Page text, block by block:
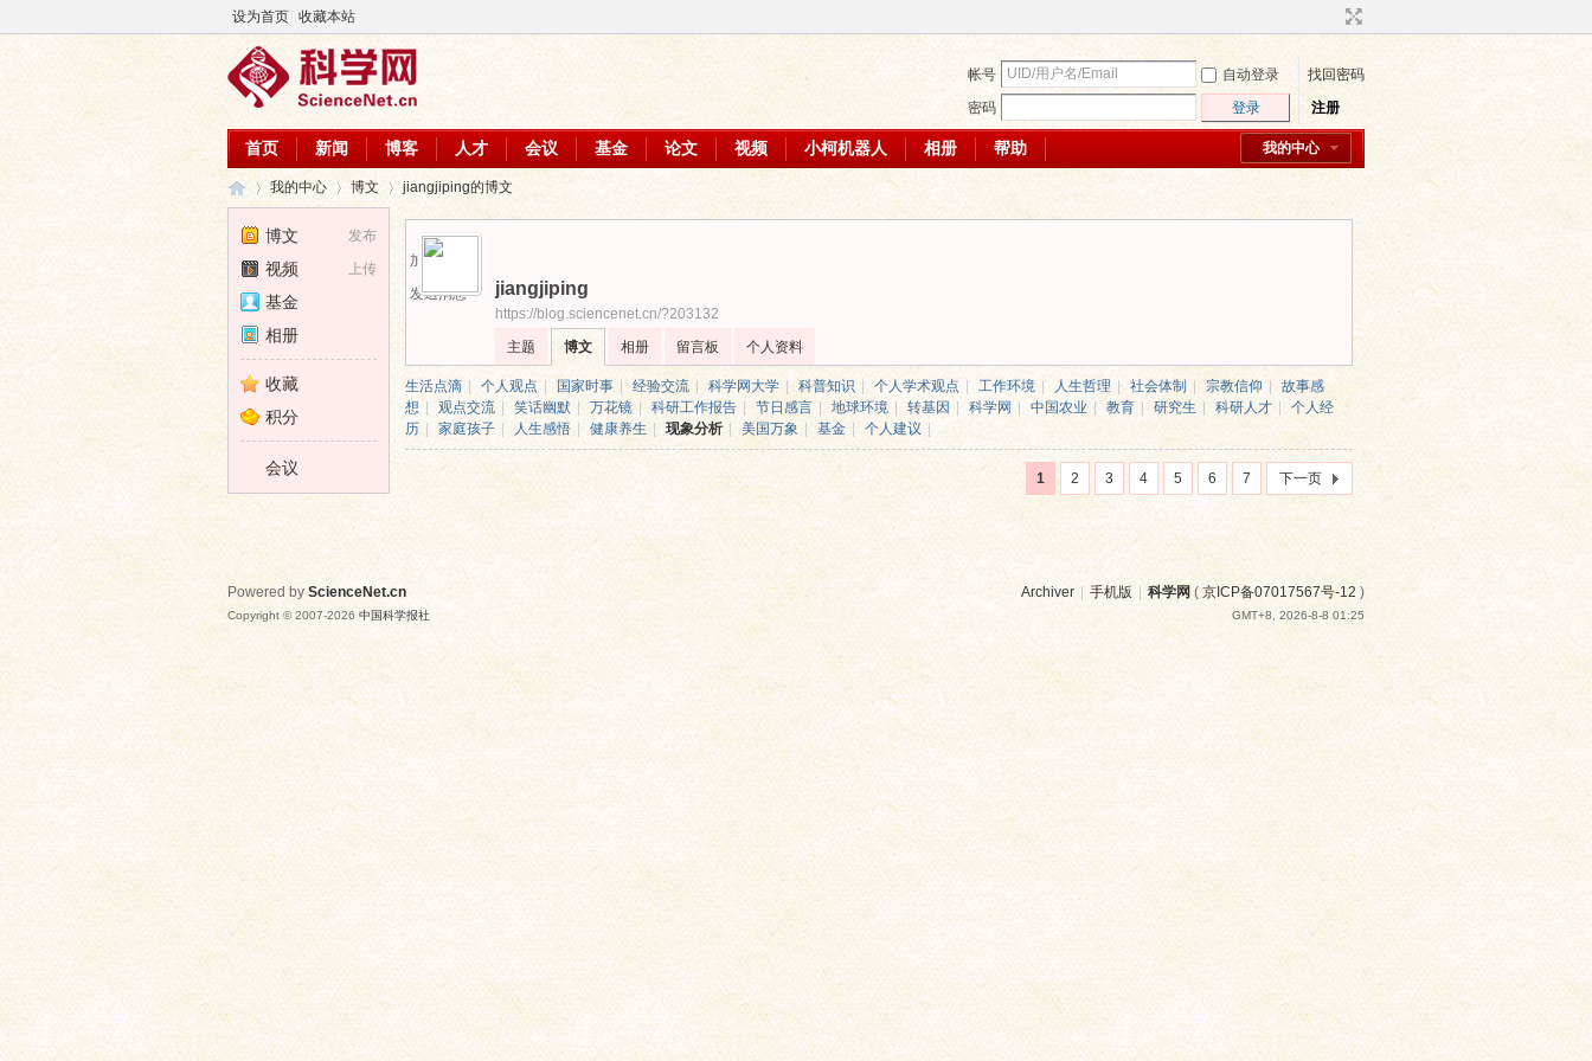
设为首页 收藏本站
帐号 自动登录
找回密码
密码
登录 注册
我的中心
首页 新闻 博客 人才 会议 基金 论文 视频 小柯机器人 相册 帮助
学
›
我的中心 博文 jiangjiping的博文
加为好友
发送消息
jiangjiping
https://blog.sciencenet.cn/?203132
主题
博文 相册 留言板 个人资料
生活点滴 个人观点 | 国家时事 经验交流 科学网大学 科普知识 个人学术观点 工作环境 人生哲理 | 社会体制 宗教信仰
故事感
想
观点交流 笑话幽默 | 万花镜 | 科研工作报告 节日感言 地球环境 转基因 科学网 中国农业 教育 研究生 科研人才
个人经
历
家庭孩子 人生感悟 健康养生 现象分析 美国万象 基金 个人建议
1 2 3 4 5 6 7 下一页
发布
博文
上传
视频
基金
相册
收藏
积分
会议
Archiver 手机版 科学网 ( 京ICP备07017567号-12 )
GMT+8, 2026-8-8 01:25
Powered by ScienceNet.cn
Copyright © 2007-2026 中国科学报社